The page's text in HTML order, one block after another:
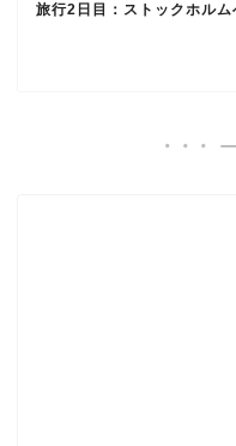
旅行2日目：ストックホルム